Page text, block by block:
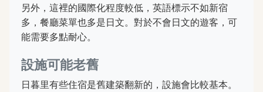
另外，這裡的國際化程度較低，英語標示不如新宿
多，餐廳菜單也多是日文。對於不會日文的遊客，可
能需要多點耐心。
設施可能老舊
日暮里有些住宿是舊建築翻新的，設施會比較基本。